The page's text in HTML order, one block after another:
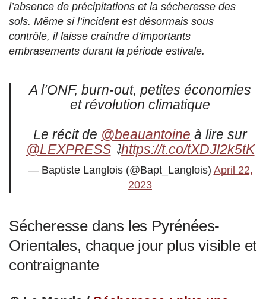
l’absence de précipitations et la sécheresse des
sols. Même si l’incident est désormais sous
contrôle, il laisse craindre d’importants
embrasements durant la période estivale.
A l’ONF, burn-out, petites économies
et révolution climatique
Le récit de @beauantoine à lire sur
@LEXPRESS⤵️https://t.co/tXDJl2k5tK
— Baptiste Langlois (@Bapt_Langlois) April 22,
2023
Sécheresse dans les Pyrénées-
Orientales, chaque jour plus visible et
contraignante